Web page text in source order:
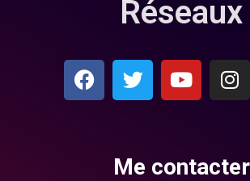
Réseaux
Me contacter